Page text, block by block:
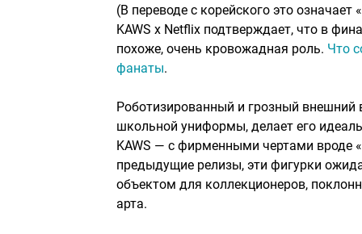
(В переводе с корейского это
KAWS x Netflix подтверждает, что в
похоже, очень кровожадная роль. Что
фанаты.
Роботизированный и грозный
школьной униформы, делает его
KAWS — с фирменными чертами вроде
предыдущие релизы, эти фигурки
объектом для коллекционеров,
арта.